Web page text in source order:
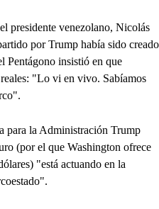
presidente venezolano, Nicolás
por Trump había sido creado
Pentágono insistió en que
"Lo vi en vivo. Sabíamos
para la Administración Trump
(por el que Washington ofrece
"está actuando en la